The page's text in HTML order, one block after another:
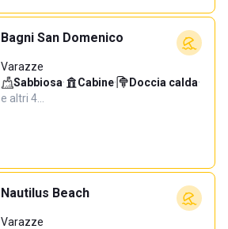
Bagni San Domenico
Varazze
Sabbiosa· Cabine· Doccia calda·
e altri 4…
Nautilus Beach
Varazze